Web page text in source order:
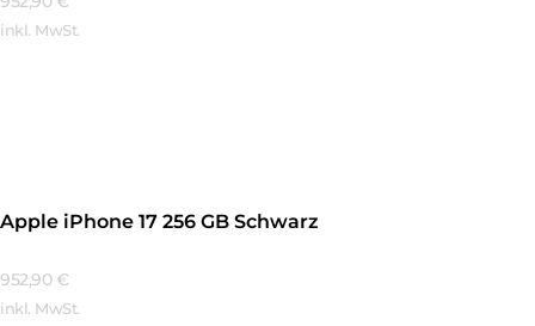
inkl. MwSt.
Apple iPhone 17 256 GB Schwarz
952,90 €
inkl. MwSt.